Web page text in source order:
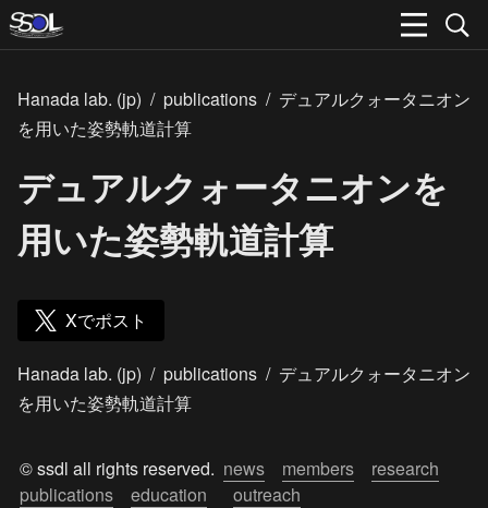
Hanada lab. (jp) / publications / デュアルクォータニオン
を用いた姿勢軌道計算
デュアルクォータニオンを
用いた姿勢軌道計算
Xでポスト
Hanada lab. (jp) / publications / デュアルクォータニオン
を用いた姿勢軌道計算
© ssdl all rights reserved. news members
research
publications
education outreach